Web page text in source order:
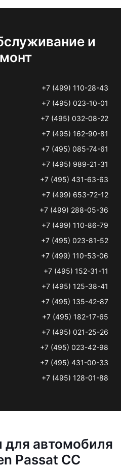
и
+7 (499) 110-28-43
+7 (495) 023-10-01
+7 (495) 032-08-22
+7 (495) 162-90-81
+7 (495) 085-74-61
+7 (495) 989-21-31
+7 (495) 431-63-63
+7 (499) 653-72-12
+7 (499) 288-05-36
+7 (499) 110-86-79
+7 (495) 023-81-52
+7 (499) 110-53-06
+7 (495) 152-31-11
+7 (495) 125-38-41
+7 (495) 135-42-87
+7 (495) 182-17-65
+7 (495) 021-25-26
+7 (495) 023-42-98
+7 (495) 431-00-33
+7 (495) 128-01-88
для автомобиля
Passat CC